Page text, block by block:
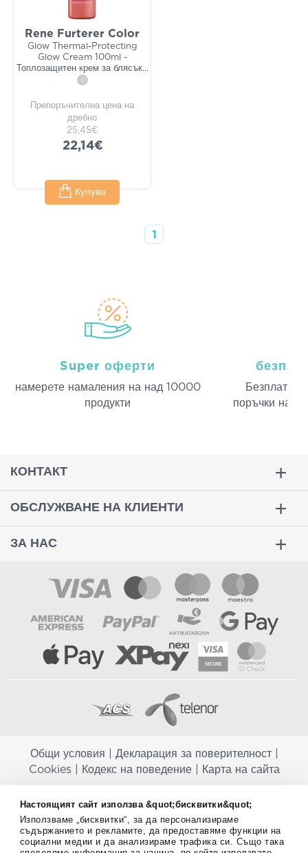
Настоящият сайт използва &quot;бисквитки&quot;
Използваме „бисквитки“, за да персонализираме
съдържанието и рекламите, да предоставяме функции на
социални медии и да анализираме трафика си. Също така
Rene Furterer Color
Glow Thermal-Protecting
Glow Cream 100ml -
Топлозащитен крем за блясък...
i
Препоръчителна цена на
дребно
25,45€
22,14€
Купува
1
Super оферти
намерeте намаления на над 10000
продукти
Безплатна
поръчки над
КОНТАКТ
ОБСЛУЖВАНЕ НА КЛИЕНТИ
ЗА НАС
Общи условия Декларация за поверителност|
Cookies
Кодекс на поведение| Карта на сайта
заместват балансираната диета и не са предназначени за
профилактика, лечение или лечение на човешки заболявания.
Консултирайте се с Вашия лекар, ако сте бременна, кърмите,
приемате лекарства или имате някакви здравословни проблеми,